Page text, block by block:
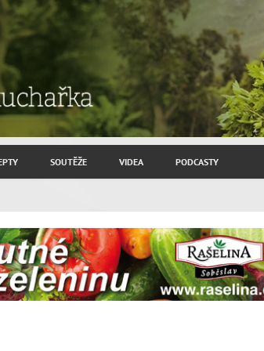
SOUTĚŽE VIDEA PODCASTY
ZAJÍMAVÍ HOSTÉ